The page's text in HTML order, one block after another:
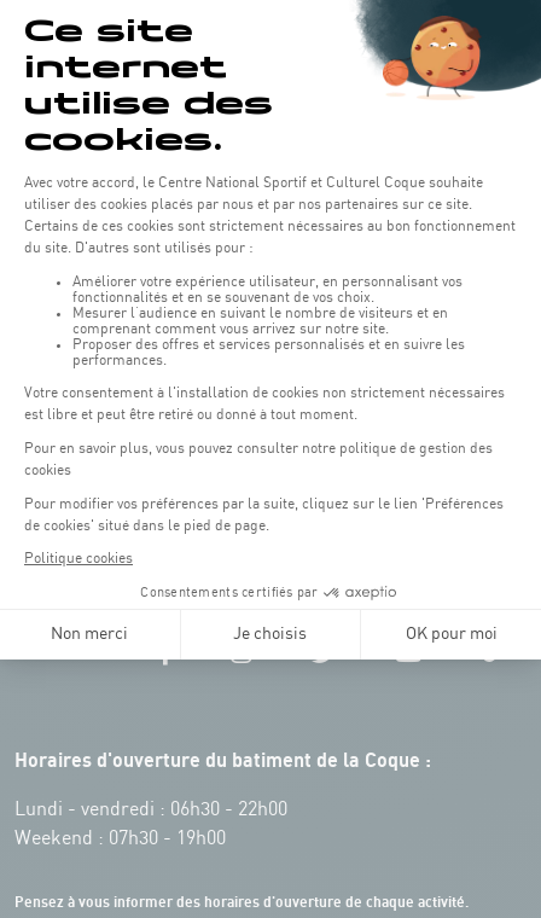
possibilité d’en informer le
Service information et presse
organisme responsable du contrôle de l’accessibilité, via
son formulaire de réclamation en ligne l’Ombudsman
médiateur du Grand-Duché de Luxembourg.
La présente déclaration se base sur le modèle défini par la
décision
d'exécution (UE) 2018/1523. Ce modèle appartient à l’Union
européenne et est publié sous licence
4.0 International .
Horaires d'ouverture du batiment de la Coque :
Lundi - vendredi : 06h30 - 22h00
Weekend : 07h30 - 19h00
Pensez à vous informer des horaires d'ouverture de chaque activité.